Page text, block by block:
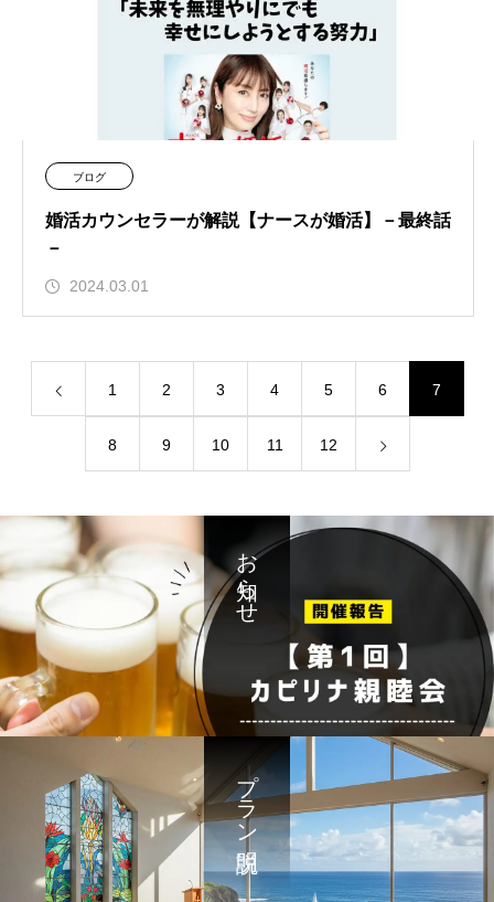
ブログ
婚活カウンセラーが解説【ナースが婚活】－最終話
－
2024.03.01
1 2 3 4 5 6 7
8 9 10 11 12
お知らせ
プラン説明